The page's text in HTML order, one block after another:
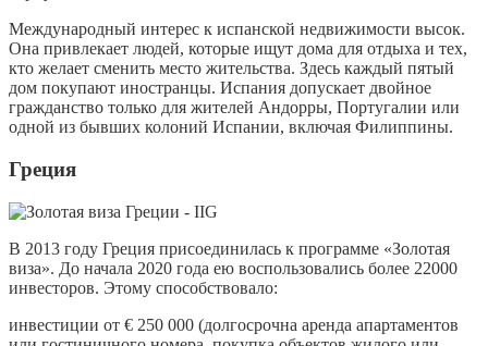
Международный интерес к испанской недвижимости высок.
Она привлекает людей, которые ищут дома для отдыха и тех,
кто желает сменить место жительства. Здесь каждый пятый
дом покупают иностранцы. Испания допускает двойное
гражданство только для жителей Андорры, Португалии или
одной из бывших колоний Испании, включая Филиппины.
Греция
В 2013 году Греция присоединилась к программе «Золотая
виза». До начала 2020 года ею воспользовались более 22000
инвесторов. Этому способствовало:
инвестиции от € 250 000 (долгосрочна аренда апартаментов